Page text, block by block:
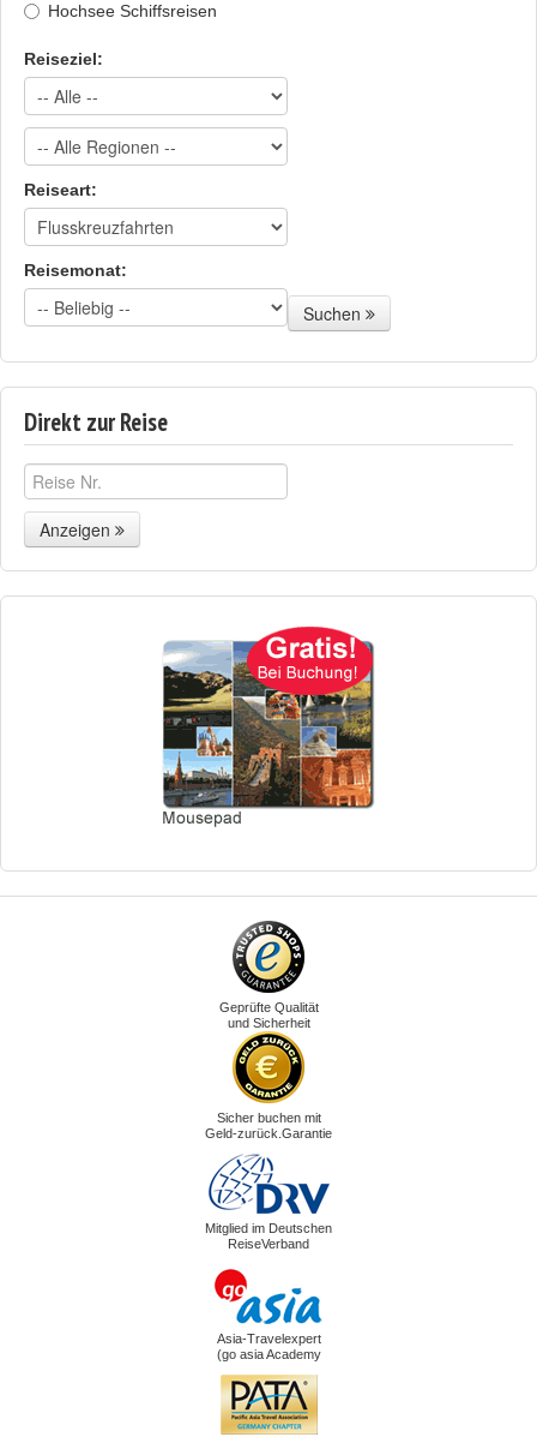
Hochsee Schiffsreisen
Reiseziel:
Reiseart:
Reisemonat:
Suchen
Direkt zur Reise
Anzeigen
Geprüfte Qualität
und Sicherheit
Sicher buchen mit
Geld-zurück.Garantie
Mitglied im Deutschen
ReiseVerband
Asia-Travelexpert
(go asia Academy